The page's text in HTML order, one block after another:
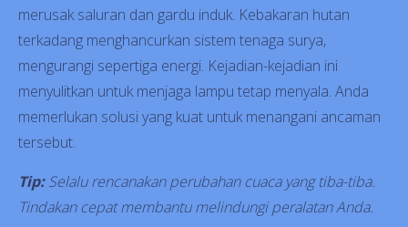
merusak saluran dan gardu induk. Kebakaran hutan
terkadang menghancurkan sistem tenaga surya,
mengurangi sepertiga energi. Kejadian-kejadian ini
menyulitkan untuk menjaga lampu tetap menyala. Anda
memerlukan solusi yang kuat untuk menangani ancaman
tersebut.
Tip:Selalu rencanakan perubahan cuaca yang tiba-tiba.
Tindakan cepat membantu melindungi peralatan Anda.